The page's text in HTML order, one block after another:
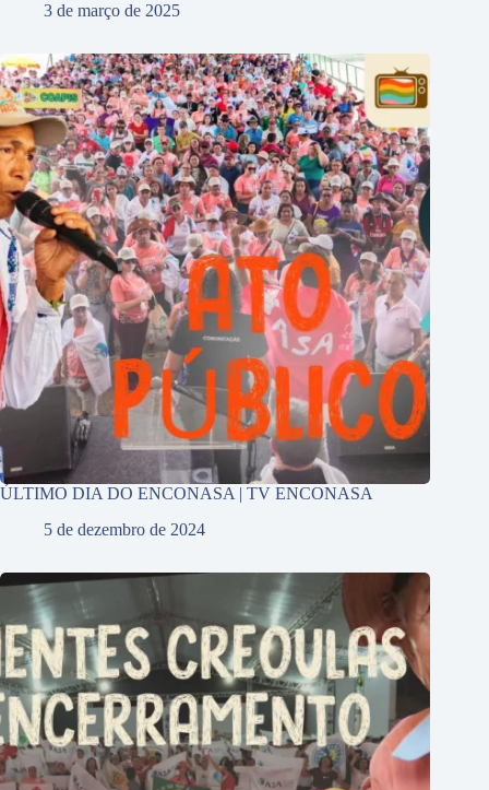
3 de março de 2025
ÚLTIMO DIA DO ENCONASA | TV ENCONASA
5 de dezembro de 2024